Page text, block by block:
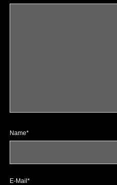
Name*
E-Mail*